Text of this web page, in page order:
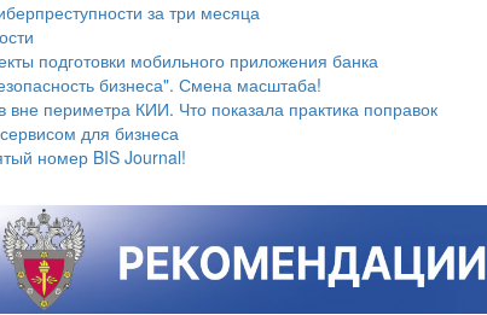
за три месяца
подготовки мобильного приложения банка
бизнеса". Смена масштаба!
периметра КИИ. Что показала практика поправок
для бизнеса
номер BIS Journal!